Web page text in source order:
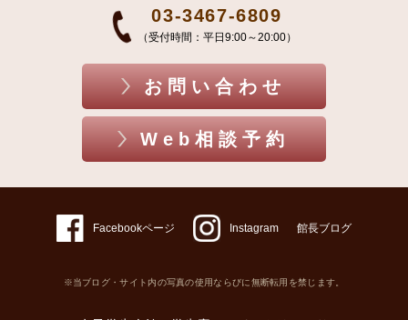
03-3467-6809
（受付時間：平日9:00～20:00）
お問い合わせ
Web相談予約
Facebookページ Instagram 館長ブログ
※当ブログ・サイト内の写真の使用ならびに無断転用を禁じます。